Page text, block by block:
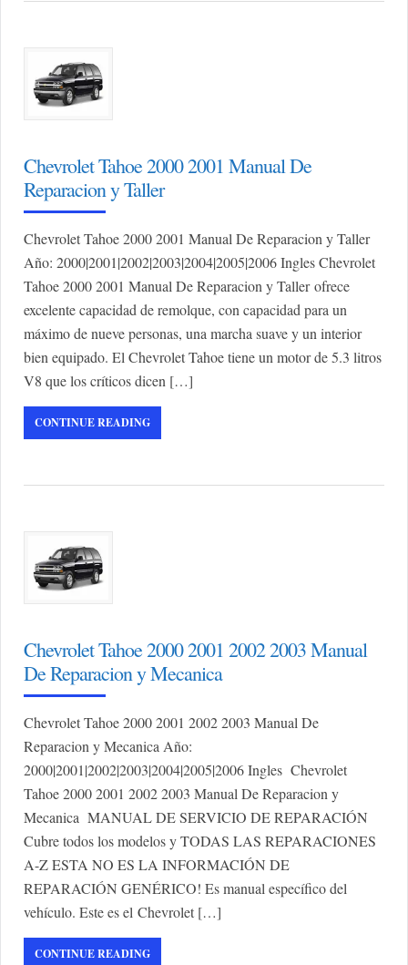
Chevrolet Tahoe 2000 2001 Manual De
Reparacion y Taller
Chevrolet Tahoe 2000 2001 Manual De Reparacion y Taller
Año: 2000|2001|2002|2003|2004|2005|2006 Ingles Chevrolet
Tahoe 2000 2001 Manual De Reparacion y Taller ofrece
excelente capacidad de remolque, con capacidad para un
máximo de nueve personas, una marcha suave y un interior
bien equipado. El Chevrolet Tahoe tiene un motor de 5.3 litros
V8 que los críticos dicen […]
CONTINUE READING
Chevrolet Tahoe 2000 2001 2002 2003 Manual
De Reparacion y Mecanica
Chevrolet Tahoe 2000 2001 2002 2003 Manual De
Reparacion y Mecanica Año:
2000|2001|2002|2003|2004|2005|2006 Ingles Chevrolet
Tahoe 2000 2001 2002 2003 Manual De Reparacion y
Mecanica MANUAL DE SERVICIO DE REPARACIÓN
Cubre todos los modelos y TODAS LAS REPARACIONES
A-Z ESTA NO ES LA INFORMACIÓN DE
REPARACIÓN GENÉRICO! Es manual específico del
vehículo. Este es el Chevrolet […]
CONTINUE READING